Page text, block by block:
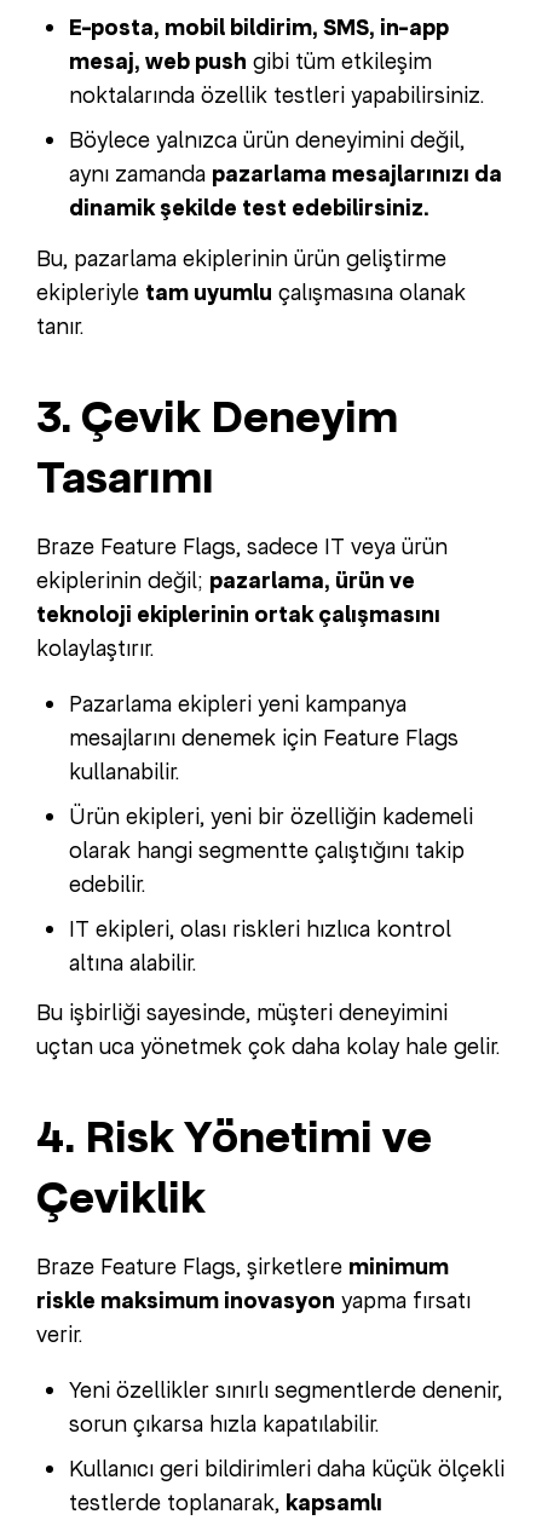
E-posta, mobil bildirim, SMS, in-app
mesaj, web push gibi tüm etkileşim
noktalarında özellik testleri yapabilirsiniz.
Böylece yalnızca ürün deneyimini değil,
aynı zamanda pazarlama mesajlarınızı da
dinamik şekilde test edebilirsiniz.
Bu, pazarlama ekiplerinin ürün geliştirme
ekipleriyle tam uyumlu çalışmasına olanak
tanır.
3. Çevik Deneyim
Tasarımı
Braze Feature Flags, sadece IT veya ürün
ekiplerinin değil; pazarlama, ürün ve
teknoloji ekiplerinin ortak çalışmasını
kolaylaştırır.
Pazarlama ekipleri yeni kampanya
mesajlarını denemek için Feature Flags
kullanabilir.
Ürün ekipleri, yeni bir özelliğin kademeli
olarak hangi segmentte çalıştığını takip
edebilir.
IT ekipleri, olası riskleri hızlıca kontrol
altına alabilir.
Bu işbirliği sayesinde, müşteri deneyimini
uçtan uca yönetmek çok daha kolay hale gelir.
4. Risk Yönetimi ve
Çeviklik
Braze Feature Flags, şirketlere minimum
riskle maksimum inovasyon yapma fırsatı
verir.
Yeni özellikler sınırlı segmentlerde denenir,
sorun çıkarsa hızla kapatılabilir.
Kullanıcı geri bildirimleri daha küçük ölçekli
testlerde toplanarak, kapsamlı